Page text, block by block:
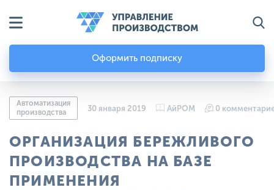
Оформить подписку
Автоматизация
производства
30 января 2019 АйРОМ 0
ОРГАНИЗАЦИЯ БЕРЕЖЛИВОГО
ПРОИЗВОДСТВА НА БАЗЕ
ПРИМЕНЕНИЯ